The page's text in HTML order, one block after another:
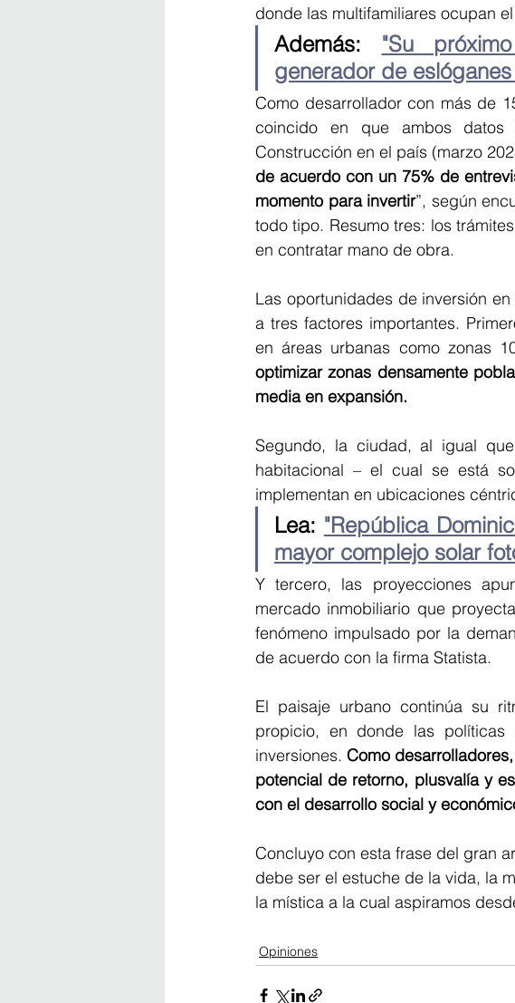
donde las multifamiliares ocupan
Además: "Su
generador de
Como desarrollador con más de
coincido en que ambos
Construcción en el país (marzo
de acuerdo con un 75% de
momento para invertir”, según
todo tipo. Resumo tres: los
en contratar mano de obra.
Las oportunidades de inversión
a tres factores importantes.
en áreas urbanas como zonas
optimizar zonas densamente
media en expansión.
Segundo, la ciudad, al igual
habitacional – el cual se está
implementan en ubicaciones
Lea: "República
mayor complejo solar
Y tercero, las proyecciones
mercado inmobiliario que
fenómeno impulsado por la
de acuerdo con la firma Statista.
El paisaje urbano continúa su
propicio, en donde las políticas
inversiones. Como
potencial de retorno, plusvalía y
con el desarrollo social y
Concluyo con esta frase del gran
debe ser el estuche de la vida, la
la mística a la cual aspiramos
Opiniones